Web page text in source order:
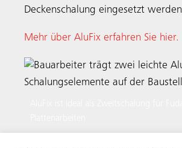
Deckenschalung eingesetzt werden
Mehr über AluFix erfahren Sie hier.